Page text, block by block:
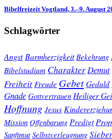
Bibelfreizeit Vogtland, 3.–9. August
Schlagwörter
AngstBarmherzigkeit Bekehrung
Bibelstudium Charakter Demut
FreiheitFreude GebetGeduld
Gnade Gottvertrauen Heiliger
Hoffnung Jesus
Mission Offenbarung Predigt
Sanftmut Selbstverleugnung